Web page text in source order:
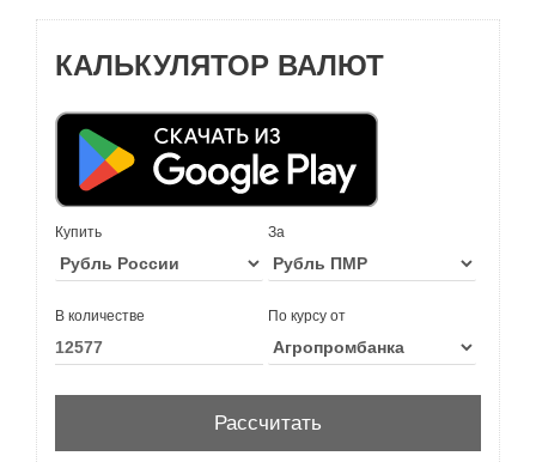
КАЛЬКУЛЯТОР ВАЛЮТ
Купить За
В количестве По курсу от